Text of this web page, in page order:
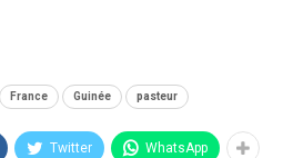
France Guinée pasteur
Twitter WhatsApp